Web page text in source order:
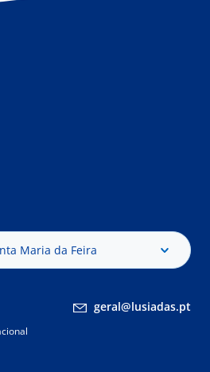
Maria da Feira
geral@lusiadas.pt